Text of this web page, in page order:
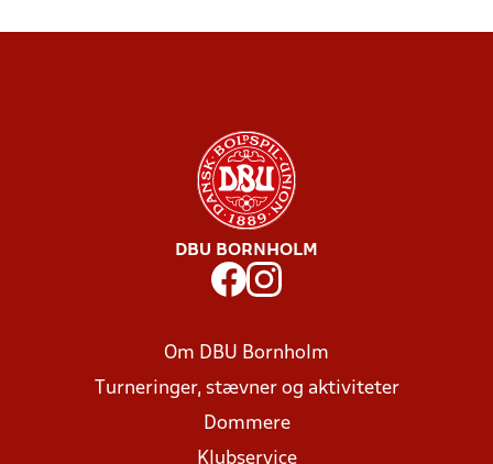
DBU BORNHOLM
Om DBU Bornholm
Turneringer, stævner og aktiviteter
Dommere
Klubservice